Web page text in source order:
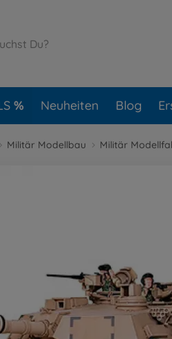
Neuheiten Blog
Militär Modellbau Militär